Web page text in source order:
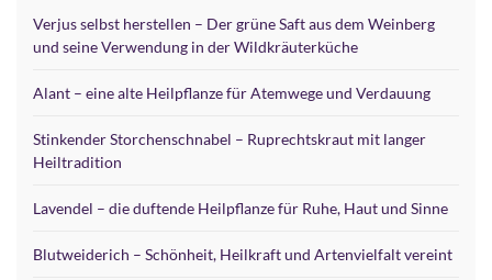
Verjus selbst herstellen – Der grüne Saft aus dem Weinberg
und seine Verwendung in der Wildkräuterküche
Alant – eine alte Heilpflanze für Atemwege und Verdauung
Stinkender Storchenschnabel – Ruprechtskraut mit langer
Heiltradition
Lavendel – die duftende Heilpflanze für Ruhe, Haut und Sinne
Blutweiderich – Schönheit, Heilkraft und Artenvielfalt vereint